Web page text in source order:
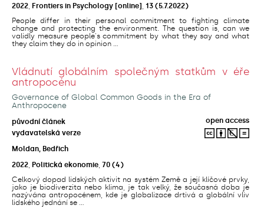
2022 Frontiers in Psychology [online] 13 (5.7.2022)
People differ in their personal commitment to fighting climate
change and protecting the environment. The question is, can we
validly measure people's commitment by what they say and what
they claim they do in opinion ...
Vládnutí globálním společným statkům v éře
antropocénu
Governance of Global Common Goods in the Era of
Anthropocene
původní článek
open access
vydavatelská verze
Moldan, Bedřich
2022 Politická ekonomie 70 (4)
Celkový dopad lidských aktivit na systém Země a její klíčové prvky,
jako je biodiverzita nebo klima, je tak velký, že současná doba je
nazývána antropocénem, kde je globalizace drtivá a globální vliv
lidského jednání se ...